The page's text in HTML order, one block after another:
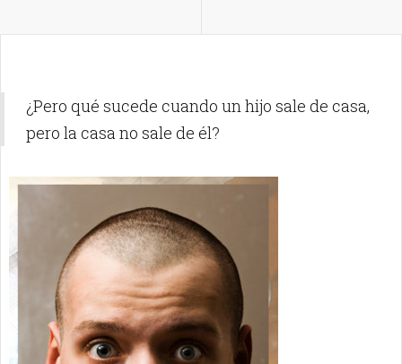
¿Pero qué sucede cuando un hijo sale de casa,
pero la casa no sale de él?